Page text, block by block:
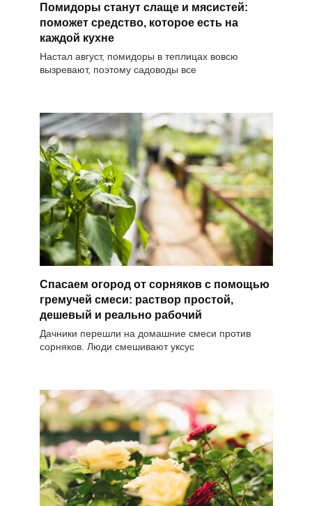
Помидоры станут слаще и мясистей:
поможет средство, которое есть на
каждой кухне
Настал август, помидоры в теплицах вовсю
вызревают, поэтому садоводы все
Спасаем огород от сорняков с помощью
гремучей смеси: раствор простой,
дешевый и реально рабочий
Дачники перешли на домашние смеси против
сорняков. Люди смешивают уксус